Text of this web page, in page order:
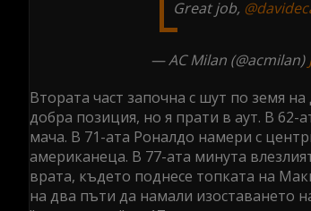
Great job,
— AC Milan (@acmilan)
Втората част започна с шут по земя
добра позиция, но я прати в аут. В 62-
мача. В 71-ата Роналдо намери с
американеца. В 77-ата минута
врата, където поднесе топката на
на два пъти да намали изоставането